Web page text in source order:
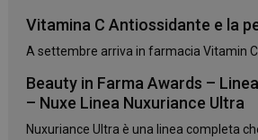
Vitamina C Antiossidante e la
A settembre arriva in farmacia Vitamin C
Beauty in Farma Awards –
– Nuxe Linea Nuxuriance Ultra
Nuxuriance Ultra è una linea completa
_ga